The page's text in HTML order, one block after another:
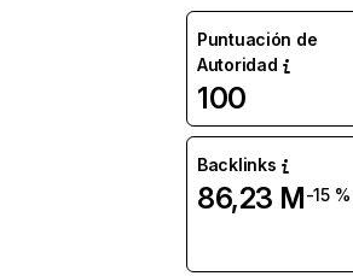
Puntuación de
Autoridad
100
Backlinks
86,23 M-15 %